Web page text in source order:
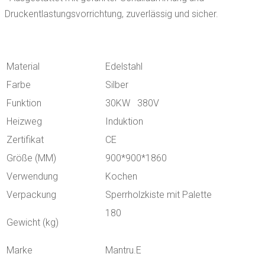
Druckentlastungsvorrichtung, zuverlässig und sicher.
Material
Edelstahl
Farbe
Silber
Funktion
30KW 380V
Heizweg
Induktion
Zertifikat
CE
Größe (MM)
900*900*1860
Verwendung
Kochen
Verpackung
Sperrholzkiste mit Palette
Gewicht (kg)
180
Marke
Mantru.E